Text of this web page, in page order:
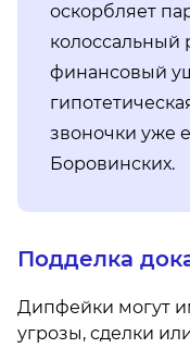
оскорбляет
колоссальный
финансовый
звоночки уже
Боровинских.
Подделка
Дипфейки могут
угрозы, сделки